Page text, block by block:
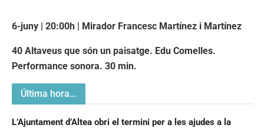
6-juny | 20:00h | Mirador Francesc Martínez i Martínez
40 Altaveus que són un paisatge. Edu Comelles.
Performance sonora. 30 min.
Última hora...
L’Ajuntament d’Altea obri el termini per a les ajudes a la